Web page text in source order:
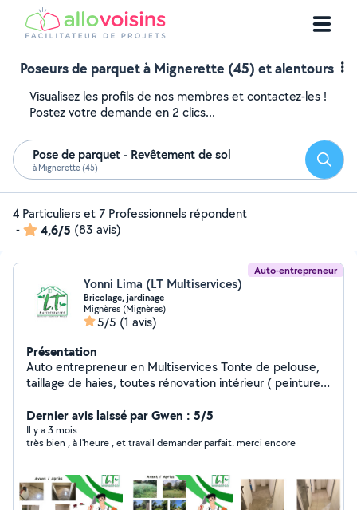
Poseurs de parquet à Mignerette (45) et alentours
Visualisez les profils de nos membres et contactez-les !
Postez votre demande en 2 clics...
Pose de parquet - Revêtement de sol
à Mignerette (45)
4 Particuliers et 7 Professionnels répondent
-
4,6/5 (83 avis)
Auto-entrepreneur
Yonni Lima (LT Multiservices)
Bricolage, jardinage
Mignères (Mignères)
5/5 (1 avis)
Présentation
Auto entrepreneur en Multiservices Tonte de pelouse,
taillage de haies, toutes rénovation intérieur ( peinture,
carrelage, parquet, sols souples, revêtement mureaux,
rangement de bois de cheminée, montage de meuble .
Dernier avis laissé par Gwen : 5/5
Il y a 3 mois
très bien , à l'heure , et travail demander parfait. merci encore